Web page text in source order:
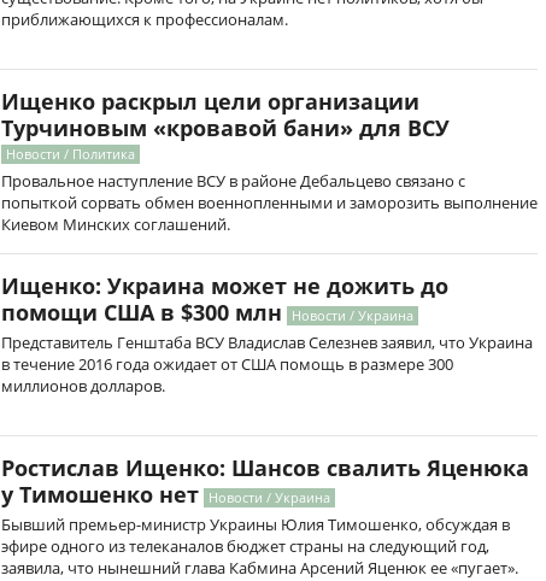
приближающихся к профессионалам.
Ищенко раскрыл цели организации
Турчиновым «кровавой бани» для ВСУ
Новости / Политика
Провальное наступление ВСУ в районе Дебальцево связано с
попыткой сорвать обмен военнопленными и заморозить выполнение
Киевом Минских соглашений.
Ищенко: Украина может не дожить до
помощи США в $300 млн
Новости / Украина
Представитель Генштаба ВСУ Владислав Селезнев заявил, что Украина
в течение 2016 года ожидает от США помощь в размере 300
миллионов долларов.
Ростислав Ищенко: Шансов свалить Яценюка
у Тимошенко нет Новости / Украина
Бывший премьер-министр Украины Юлия Тимошенко, обсуждая в
эфире одного из телеканалов бюджет страны на следующий год,
заявила, что нынешний глава Кабмина Арсений Яценюк ее «пугает».